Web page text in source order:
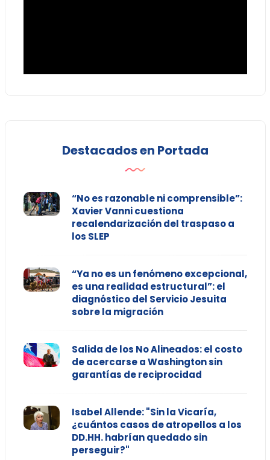
Destacados en Portada
“No es razonable ni comprensible”:
Xavier Vanni cuestiona
recalendarización del traspaso a
los SLEP
“Ya no es un fenómeno excepcional,
es una realidad estructural”: el
diagnóstico del Servicio Jesuita
sobre la migración
Salida de los No Alineados: el costo
de acercarse a Washington sin
garantías de reciprocidad
Isabel Allende: "Sin la Vicaría,
¿cuántos casos de atropellos a los
DD.HH. habrían quedado sin
perseguir?"